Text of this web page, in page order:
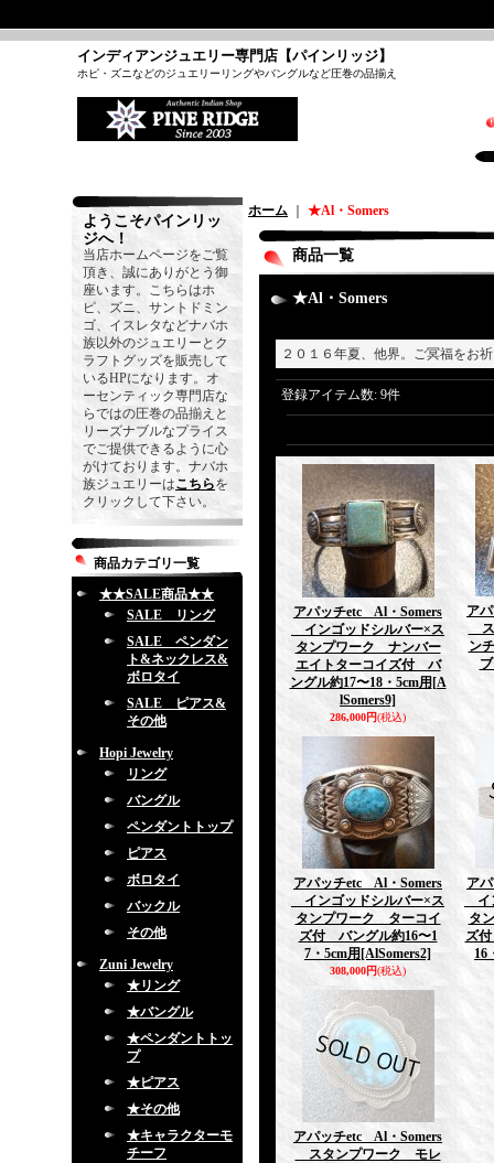
インディアンジュエリー専門店【パインリッジ】
ホピ・ズニなどのジュエリーリングやバングルなど圧巻の品揃え
ようこそパインリッ
ジへ！
当店ホームページをご覧
頂き、誠にありがとう御
座います。こちらはホ
ピ、ズニ、サントドミン
ゴ、イスレタなどナバホ
族以外のジュエリーとク
ラフトグッズを販売して
いるHPになります。オ
ーセンティック専門店な
らではの圧巻の品揃えと
リーズナブルなプライス
でご提供できるように心
がけております。ナバホ
族ジュエリーはこちらを
クリックして下さい。
商品カテゴリ一覧
★★SALE商品★★
SALE リング
SALE ペンダン
ト&ネックレス&
ボロタイ
SALE ピアス&
その他
Hopi Jewelry
リング
バングル
ペンダントトップ
ピアス
ボロタイ
バックル
その他
Zuni Jewelry
★リング
★バングル
★ペンダントトッ
プ
★ピアス
★その他
★キャラクターモ
チーフ
ホーム ★Al・Somers
商品一覧
★Al・Somers
２０１６年夏、他界。ご冥福をお
登録アイテム数: 9件
アパッチetc Al・Somers
インゴッドシルバー×ス
タンプワーク ナンバー
エイトターコイズ付 バ
ングル約17〜18・5cm用 [A
lSomers9]
286,000円(税込)
ア
ス
ン
アパッチetc Al・Somers
インゴッドシルバー×ス
タンプワーク ターコイ
ズ付 バングル約16〜1
7・5cm用 [AlSomers2]
308,000円(税込)
ア
イ
タ
ズ
16
アパッチetc Al・Somers
スタンプワーク モレ